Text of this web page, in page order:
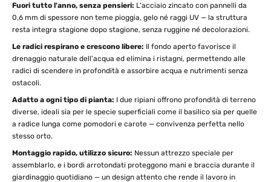
Fuori tutto l'anno, senza pensieri: L'acciaio zincato con pannelli da
0,6 mm di spessore non teme pioggia, gelo né raggi UV — la struttura
resta integra stagione dopo stagione, senza ruggine né decolorazioni.
Le radici respirano e crescono libere: Il fondo aperto favorisce il
drenaggio naturale dell'acqua ed elimina i ristagni, permettendo alle
radici di scendere in profondità e assorbire acqua e nutrimenti senza
ostacoli.
Adatto a ogni tipo di pianta: I due ripiani offrono profondità di terreno
diverse, ideali sia per le specie superficiali come il basilico sia per quelle
a radice lunga come pomodori e carote — convivenza perfetta nello
stesso orto.
Montaggio rapido, utilizzo sicuro: Nessun attrezzo speciale per
assemblarlo, e i bordi arrotondati proteggono mani e braccia durante il
giardinaggio quotidiano — un design attento che rende il lavoro in